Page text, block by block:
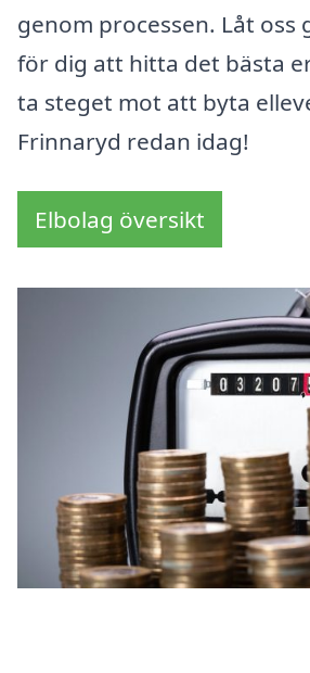
genom processen. Låt oss
för dig att hitta det bästa
ta steget mot att byta
Frinnaryd redan idag!
Elbolag översikt